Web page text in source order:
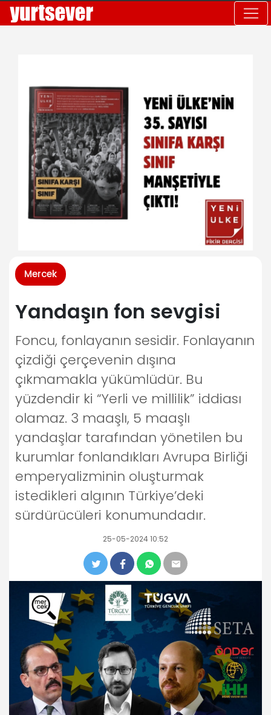
Mercek
Yandaşın fon sevgisi
Foncu, fonlayanın sesidir. Fonlayanın
çizdiği çerçevenin dışına
çıkmamakla yükümlüdür. Bu
yüzdendir ki “Yerli ve millilik” iddiası
olamaz. 3 maaşlı, 5 maaşlı
yandaşlar tarafından yönetilen bu
kurumlar fonlandıkları Avrupa Birliği
emperyalizminin oluşturmak
istedikleri algının Türkiye’deki
sürdürücüleri konumundadır.
25-05-2024 10:52